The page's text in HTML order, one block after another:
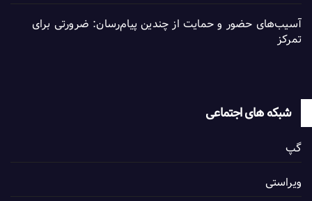
آسیب‌های حضور و حمایت از چندین پیام‌رسان: ضرورتی برای
تمرکز
شبکه های اجتماعی
گپ
ویراستی